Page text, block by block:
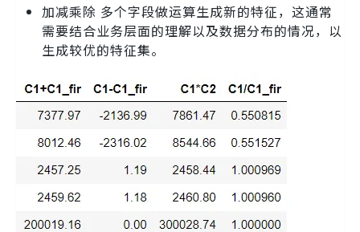
加减乘除 多个字段做运算生成新的特征，这通常
需要结合业务层面的理解以及数据分布的情况，以
生成较优的特征集。